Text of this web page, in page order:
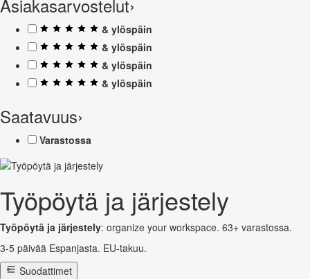
Asiakasarvostelut›
& ylöspäin
& ylöspäin
& ylöspäin
& ylöspäin
Saatavuus›
Varastossa
Työpöytä ja järjestely
Työpöytä ja järjestely: organize your workspace. 63+ varastossa.
3-5 päivää Espanjasta. EU-takuu.
Suodattimet